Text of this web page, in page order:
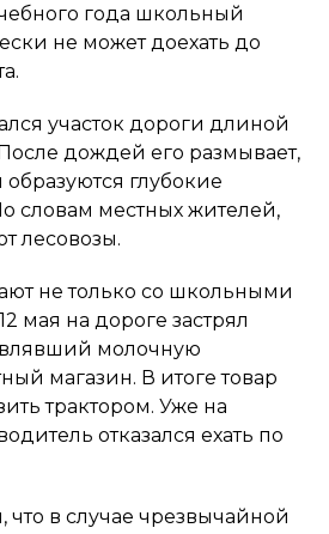
года школьный
не может доехать до
участок дороги длиной
дождей его размывает,
глубокие
словам местных жителей,
лесовозы.
не только со школьными
мая на дороге застрял
молочную
магазин. В итоге товар
трактором. Уже на
отказался ехать по
что в случае чрезвычайной